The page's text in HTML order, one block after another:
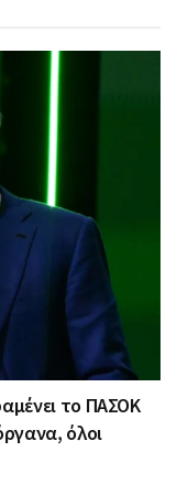
το ΠΑΣΟΚ
όλοι